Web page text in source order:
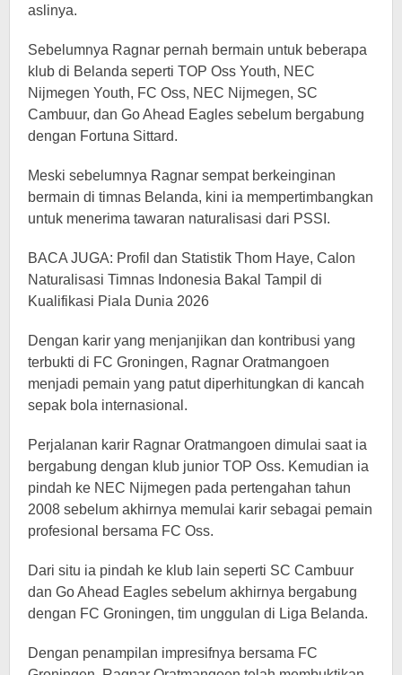
aslinya.
Sebelumnya Ragnar pernah bermain untuk beberapa
klub di Belanda seperti TOP Oss Youth, NEC
Nijmegen Youth, FC Oss, NEC Nijmegen, SC
Cambuur, dan Go Ahead Eagles sebelum bergabung
dengan Fortuna Sittard.
Meski sebelumnya Ragnar sempat berkeinginan
bermain di timnas Belanda, kini ia mempertimbangkan
untuk menerima tawaran naturalisasi dari PSSI.
BACA JUGA: Profil dan Statistik Thom Haye, Calon
Naturalisasi Timnas Indonesia Bakal Tampil di
Kualifikasi Piala Dunia 2026
Dengan karir yang menjanjikan dan kontribusi yang
terbukti di FC Groningen, Ragnar Oratmangoen
menjadi pemain yang patut diperhitungkan di kancah
sepak bola internasional.
Perjalanan karir Ragnar Oratmangoen dimulai saat ia
bergabung dengan klub junior TOP Oss. Kemudian ia
pindah ke NEC Nijmegen pada pertengahan tahun
2008 sebelum akhirnya memulai karir sebagai pemain
profesional bersama FC Oss.
Dari situ ia pindah ke klub lain seperti SC Cambuur
dan Go Ahead Eagles sebelum akhirnya bergabung
dengan FC Groningen, tim unggulan di Liga Belanda.
Dengan penampilan impresifnya bersama FC